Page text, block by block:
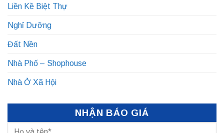
Liền Kề Biệt Thự
Nghỉ Dưỡng
Đất Nền
Nhà Phố – Shophouse
Nhà Ở Xã Hội
NHẬN BÁO GIÁ